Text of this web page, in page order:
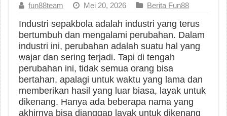
fun88team Mei 20, 2026 Berita Fun88
Industri sepakbola adalah industri yang terus
bertumbuh dan mengalami perubahan. Dalam
industri ini, perubahan adalah suatu hal yang
wajar dan sering terjadi. Tapi di tengah
perubahan ini, tidak semua orang bisa
bertahan, apalagi untuk waktu yang lama dan
memberikan hasil yang luar biasa, layak untuk
dikenang. Hanya ada beberapa nama yang
akhirnya bisa dianggap layak untuk dikenang